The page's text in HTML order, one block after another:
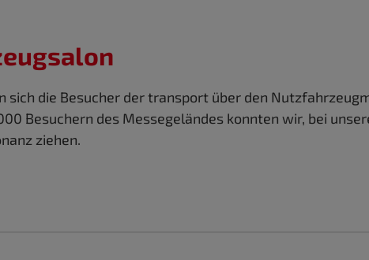
sich die Besucher der transport über den
Besuchern des Messegeländes konnten wir, bei
ziehen.